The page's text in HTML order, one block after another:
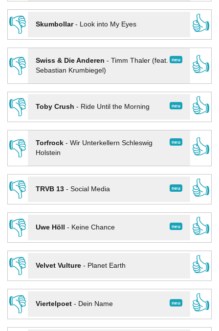
👎
Skumbollar- Look into My Eyes
👍
👎
neu
Swiss & Die Anderen - Timm Thaler (feat.
Sebastian Krumbiegel)
👍
👎
neu
Toby Crush - Ride Until the Morning
👍
👎
neu
Torfrock- Wir Unterkellern Schleswig
Holstein
👍
👎
neu
TRVB 13- Social Media
👍
👎
neu
Uwe Höll - Keine Chance
👍
👎
Velvet Vulture- Planet Earth
👍
👎
neu
Viertelpoet- Dein Name
👍